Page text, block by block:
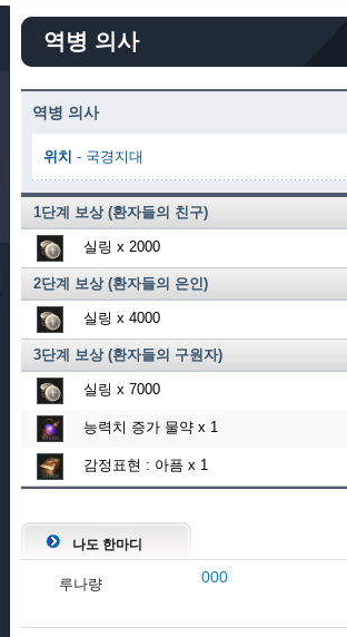
역병 의사
역병 의사
위치 - 국경지대
1단계 보상 (환자들의 친구)
실링 x 2000
2단계 보상 (환자들의 은인)
실링 x 4000
3단계 보상 (환자들의 구원자)
실링 x 7000
능력치 증가 물약 x 1
감정표현 : 아픔 x 1
나도 한마디
루나량 000